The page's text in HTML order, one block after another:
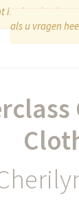
is uitverkocht,
als u vragen